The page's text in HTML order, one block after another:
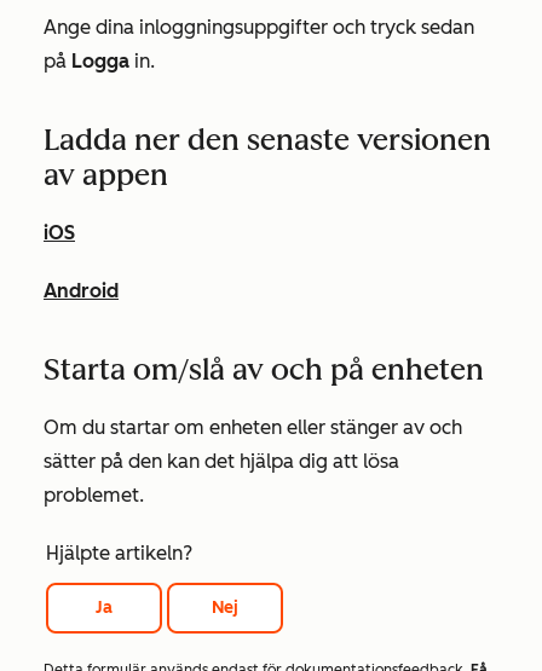
Ange dina inloggningsuppgifter och tryck sedan
på Logga in.
Ladda ner den senaste versionen
av appen
iOS
Android
Starta om/slå av och på enheten
Om du startar om enheten eller stänger av och
sätter på den kan det hjälpa dig att lösa
problemet.
Hjälpte artikeln?
Ja Nej